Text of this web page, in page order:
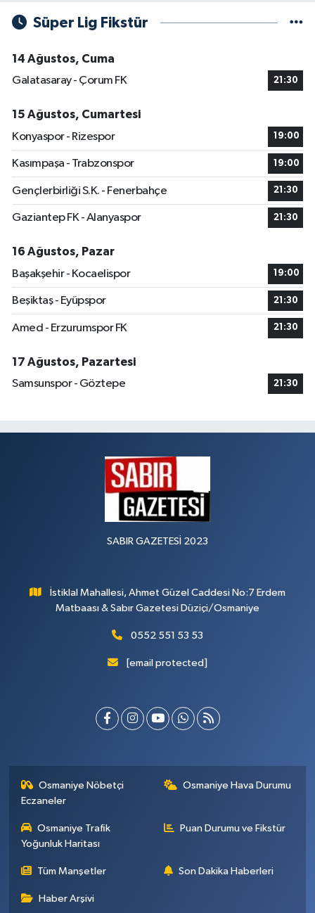
Süper Lig Fikstür
14 Ağustos, Cuma
Galatasaray - Çorum FK
21:30
15 Ağustos, Cumartesi
Konyaspor - Rizespor
19:00
Kasımpaşa - Trabzonspor 19:00
Gençlerbirliği S.K. - Fenerbahçe 21:30
Gaziantep FK - Alanyaspor 21:30
16 Ağustos, Pazar
Başakşehir - Kocaelispor
19:00
Beşiktaş - Eyüpspor 21:30
Amed - Erzurumspor FK 21:30
17 Ağustos, Pazartesi
Samsunspor - Göztepe
21:30
SABIR GAZETESİ 2023
İstiklal Mahallesi, Ahmet Güzel Caddesi No:7 Erdem
Matbaası & Sabır Gazetesi Düziçi/Osmaniye
0552 551 53 53
[email protected]
Osmaniye Nöbetçi
Eczaneler
Osmaniye Hava Durumu
Osmaniye Trafik
Yoğunluk Haritası
Puan Durumu ve Fikstür
Tüm Manşetler Son Dakika Haberleri
Haber Arşivi